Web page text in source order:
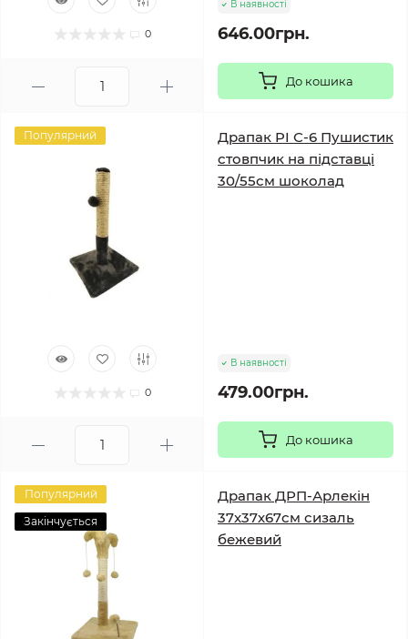
0
В наявності
646.00грн.
До кошика
Популярний
0
Драпак PI С-6 Пушистик
стовпчик на підставці
30/55см шоколад
В наявності
479.00грн.
До кошика
Популярний
Закінчується
Драпак ДРП-Арлекін
37х37х67см сизаль
бежевий